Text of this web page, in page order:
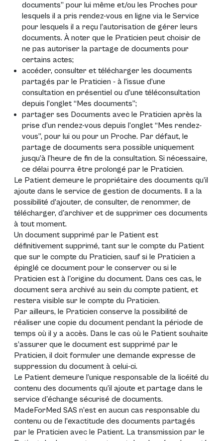
documents” pour lui même et/ou les Proches pour
lesquels il a pris rendez-vous en ligne via le Service
pour lesquels il a reçu l’autorisation de gérer leurs
documents. À noter que le Praticien peut choisir de
ne pas autoriser la partage de documents pour
certains actes;
accéder, consulter et télécharger les documents
partagés par le Praticien - à l’issue d’une
consultation en présentiel ou d’une téléconsultation
depuis l’onglet “Mes documents”;
partager ses Documents avec le Praticien après la
prise d’un rendez-vous depuis l’onglet “Mes rendez-
vous”, pour lui ou pour un Proche. Par défaut, le
partage de documents sera possible uniquement
jusqu’à l’heure de fin de la consultation. Si nécessaire,
ce délai pourra être prolongé par le Praticien.
Le Patient demeure le propriétaire des documents qu’il
ajoute dans le service de gestion de documents. Il a la
possibilité d’ajouter, de consulter, de renommer, de
télécharger, d'archiver et de supprimer ces documents
à tout moment.
Un document supprimé par le Patient est
définitivement supprimé, tant sur le compte du Patient
que sur le compte du Praticien, sauf si le Praticien a
épinglé ce document pour le conserver ou si le
Praticien est à l'origine du document. Dans ces cas, le
document sera archivé au sein du compte patient, et
restera visible sur le compte du Praticien.
Par ailleurs, le Praticien conserve la possibilité de
réaliser une copie du document pendant la période de
temps où il y a accès. Dans le cas où le Patient souhaite
s’assurer que le document est supprimé par le
Praticien, il doit formuler une demande expresse de
suppression du document à celui-ci.
Le Patient demeure l’unique responsable de la licéité du
contenu des documents qu’il ajoute et partage dans le
service d'échange sécurisé de documents.
MadeForMed SAS n’est en aucun cas responsable du
contenu ou de l’exactitude des documents partagés
par le Praticien avec le Patient. La transmission par le